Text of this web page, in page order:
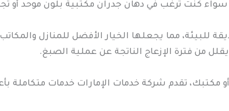
كنت ترغب في دهان جدران مكتبية بلون موحد أو
للبيئة، مما يجعلها الخيار الأفضل للمنازل
من فترة الإزعاج الناتجة عن عملية الصبغ.
تقدم شركة خدمات الإمارات خدمات متكاملة